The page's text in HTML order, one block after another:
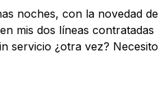
noches, con la novedad de
mis dos líneas contratadas
servicio ¿otra vez? Necesito